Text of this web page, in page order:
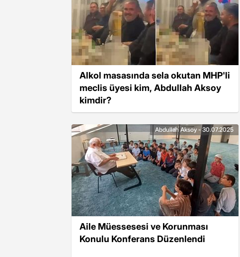
Alkol masasında sela okutan MHP'li
meclis üyesi kim, Abdullah Aksoy
kimdir?
Aile Müessesesi ve Korunması
Konulu Konferans Düzenlendi
Abdullah Aksoy - 30.07.2025